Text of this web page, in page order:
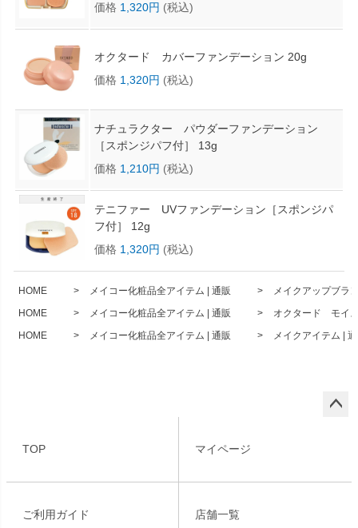
価格 1,320円 (税込)
オクタード カバーファンデーション 20g
価格 1,320円 (税込)
ナチュラクター パウダーファンデーション
［スポンジパフ付］ 13g
価格 1,210円 (税込)
テニファー UVファンデーション［スポンジパ
フ付］ 12g
価格 1,320円 (税込)
HOME メイコー化粧品全アイテム | 通販
メイクアップブラ
HOME
メイコー化粧品全アイテム | 通販
オクタード モイ
HOME
メイコー化粧品全アイテム | 通販 メイクアイテム |
TOP マイページ
ご利用ガイド 店舗一覧